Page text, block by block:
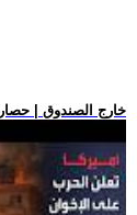
.. خارج الصندوق |